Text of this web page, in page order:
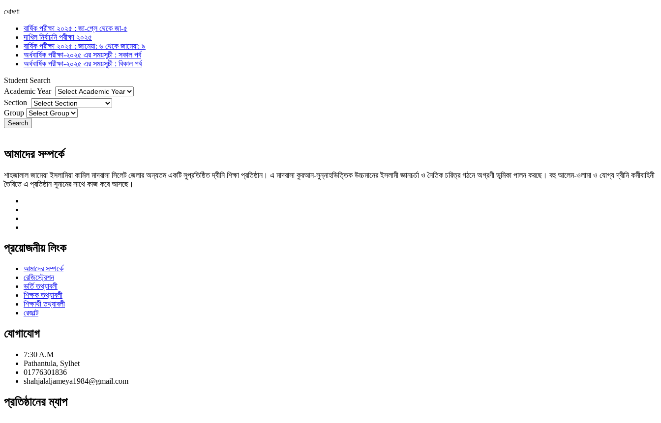
ঘোষণা
বার্ষিক পরীক্ষা ২০২৫ : জা-প্লে থেকে জা-৫
দাখিল নির্বাচনি পরীক্ষা ২০২৫
বার্ষিক পরীক্ষা ২০২৫ : জামেয়া: ৬ থেকে জামেয়া: ৯
অর্ধবার্ষিক পরীক্ষা-২০২৫ এর সময়সূচী : সকাল পর্ব
অর্ধবার্ষিক পরীক্ষা-২০২৫ এর সময়সূচী : বিকাল পর্ব
Student Search
Academic Year
Section
Group
Search
আমাদের সম্পর্কে
শাহজালাল জামেয়া ইসলামিয়া কামিল মাদরাসা সিলেট জেলার অন্যতম একটি সুপ্রতিষ্ঠিত দ্বীনি শিক্ষা প্রতিষ্ঠান। এ মাদরাসা কুরআন-সুন্নাহভিত্তিক উচ্চমানের ইসলামী জ্ঞানচর্চা ও নৈতিক চরিত্র গঠনে অগ্রণী ভূমিকা পালন করছে। বহু আলেম-ওলামা ও যোগ্য দ্বীনি কর্মীবাহিনী
তৈরিতে এ প্রতিষ্ঠান সুনামের সাথে কাজ করে আসছে।
প্রয়োজনীয় লিংক
আমাদের সম্পর্কে
রেজিস্ট্রেশন
ভর্তি তথ্যাবলী
শিক্ষক তথ্যাবলী
শিক্ষার্থী তথ্যাবলী
রেজাল্ট
যোগাযোগ
7:30 A.M
Pathantula, Sylhet
01776301836
shahjalaljameya1984@gmail.com
প্রতিষ্ঠানের ম্যাপ